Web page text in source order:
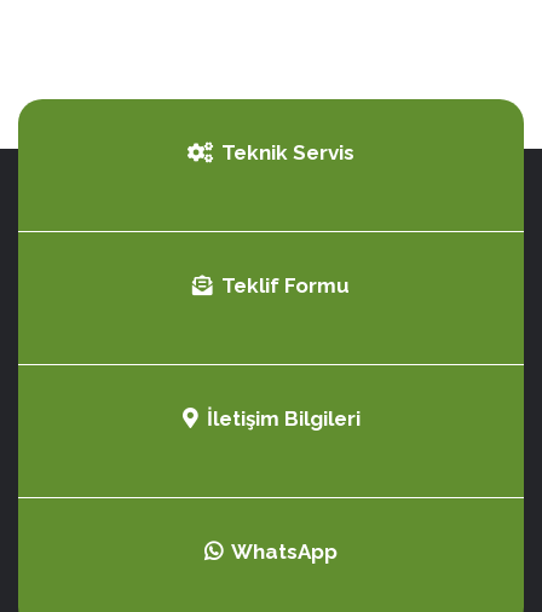
Teknik Servis
Teklif Formu
İletişim Bilgileri
WhatsApp